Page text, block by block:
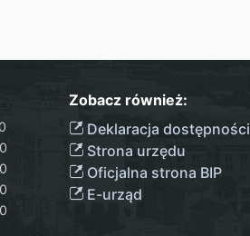
Zobacz również:
Deklaracja dostępności
Strona urzędu
Oficjalna strona BIP
E-urząd